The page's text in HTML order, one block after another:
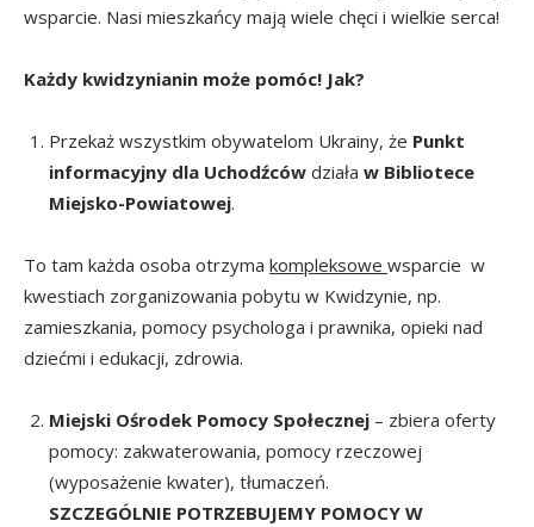
wsparcie. Nasi mieszkańcy mają wiele chęci i wielkie serca!
Każdy kwidzynianin może pomóc! Jak?
Przekaż wszystkim obywatelom Ukrainy, że Punkt
informacyjny dla Uchodźców działa w Bibliotece
Miejsko-Powiatowej.
To tam każda osoba otrzyma kompleksowe wsparcie w
kwestiach zorganizowania pobytu w Kwidzynie, np.
zamieszkania, pomocy psychologa i prawnika, opieki nad
dziećmi i edukacji, zdrowia.
Miejski Ośrodek Pomocy Społecznej – zbiera oferty
pomocy: zakwaterowania, pomocy rzeczowej
(wyposażenie kwater), tłumaczeń.
SZCZEGÓLNIE POTRZEBUJEMY POMOCY W